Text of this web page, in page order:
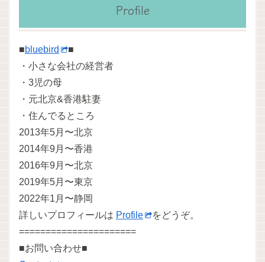
Profile
■bluebird
■
・小さな会社の経営者
・3児の母
・元北京&香港駐妻
・住んでるところ
2013年5月〜北京
2014年9月〜香港
2016年9月〜北京
2019年5月〜東京
2022年1月〜静岡
詳しいプロフィールは Profile
をどうぞ。
======================
■お問い合わせ■